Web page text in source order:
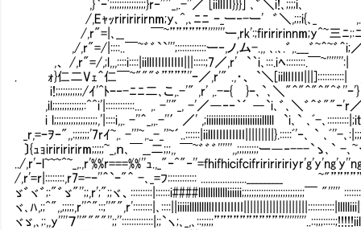
,}`ｰ';;;;;;;;;;;;;;;}r‐''”_,.-''／ [iillIII}}}] ､゛＼i!､;;;;i､
/,Eｬｯririririrnm;y､^,､ﾆﾆ ｰ_ー‐-ー' ゛＼,;;;i{､_ ,.
/,r"=|､__ ￣~””””””'''''''ー,rk':;firiririnnm;y^~三ﾆ;:
,/,r"=/|::::..￣~゛゛``''';::::::::::::ー‐,ノ,ム-.,, ､.､.゛,.___゛~＾~゛＾i;
,、 /,r"=/,;l,,,::::i::::|iillIIIIIIIIII|||:::::;7／,r' `｀i､:::.iﾍ::::::::.￣~''''''':|
. ｫ}仁二Vｪ＾仁￣~"""゛””””''ｰ／,r'" .,・、 `＼[iillIIIII|||]:::::::::::|
i!;;;;;;;;;;;/ｲ'^ﾄｰ‐-ﾆﾆ二､こ,.-'" ,r' ,.-ｰ{ }ｰ､`､＼"＾"＾"＾"^゛''ｰ'}
,il;;;;;;;;;;;;;:^^i'|::::::::::::... ,. -''"_, -'／―‐‐｀´ ―`i､゛､＼゛＾゛""ｰ'r
i l;;;;;;;;;;;;;;;;;;,'|::::i,,. -''＾_,,.-''′／' ,;iiiiiiiiiiiiiiiiiiiiiiilllll `i､` ､ﾞ-､:::::::::|;i
_r,=ｰｦｰ",,:;;;;;;'7rｲ~,. -'''~,._-_''~´..::::::|iillIIIIIIIIII|||||||||}.:::::ﾞ'‐､ ` ､ﾞ''-､
〕{ｭｮiririririrm;;;;;~_,ｎ､￣__二;;;,, ￣~゛゛゛'''''',,;;;;;;;;;ー―‐---`ゝ､` -､~ヾ
../,r'ｰl~~~^~_,.,r'%%r===%%''ｭ
/,r'=r|::::::::,r7=-ｰ''＾`ｰ"＾ -､_=ﾌ:::::::::::: ..................._________
ゞ゛ヾ゛;:"゛ゞ"'';;,r';";;ヾ、:::::::::|::::::i####lllllllllllliiiiii;;;;;;;;;;;;;;;;;;;;;;;;;;￣ "'''''
ヾ､ﾊ,;;^",,;;;;;,r''^"::;''"",r'::::::::|､
ヾゞ,､;:,,y''''７''""""'';;'':::::::::::::|;;`ヽ;､_,､